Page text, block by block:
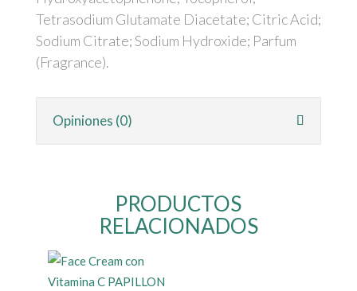
Tetrasodium Glutamate Diacetate; Citric Acid;
Sodium Citrate; Sodium Hydroxide; Parfum
(Fragrance).
Opiniones (0)
PRODUCTOS
RELACIONADOS